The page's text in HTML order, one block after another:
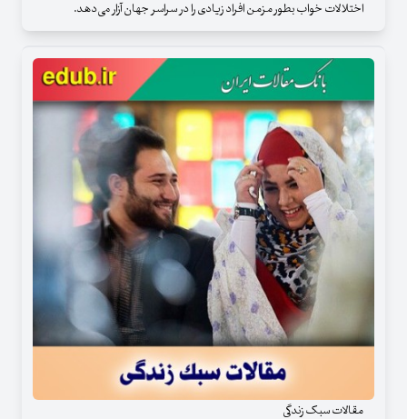
اختلالات خواب بطور مزمن افراد زیادی را در سراسر جهان آزار می‌دهد.
مقالات سبک زندگی